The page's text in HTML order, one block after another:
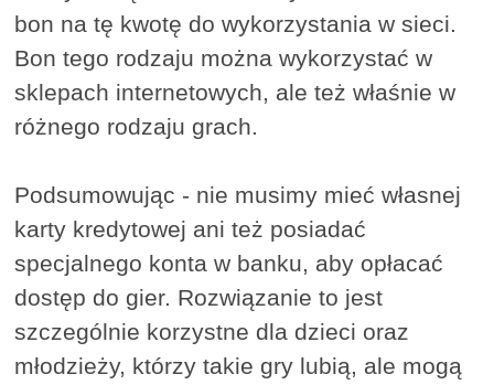
bon na tę kwotę do wykorzystania w sieci.
Bon tego rodzaju można wykorzystać w
sklepach internetowych, ale też właśnie w
różnego rodzaju grach.
Podsumowując - nie musimy mieć własnej
karty kredytowej ani też posiadać
specjalnego konta w banku, aby opłacać
dostęp do gier. Rozwiązanie to jest
szczególnie korzystne dla dzieci oraz
młodzieży, którzy takie gry lubią, ale mogą